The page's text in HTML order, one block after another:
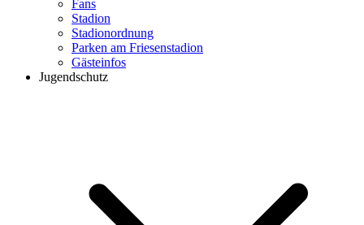
Fans
Stadion
Stadionordnung
Parken am Friesenstadion
Gästeinfos
Jugendschutz